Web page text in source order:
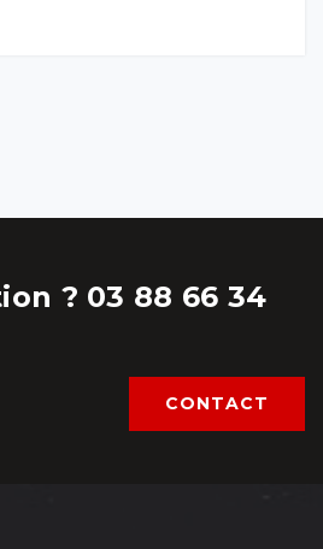
? 03 88 66 34
CONTACT